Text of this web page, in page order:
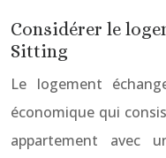
Considérer le
Sitting
Le logement
économique qui
appartement avec